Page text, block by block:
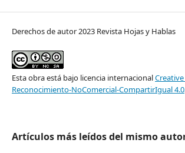
Derechos de autor 2023 Revista Hojas y Hablas
Esta obra está bajo licencia internacional
Reconocimiento-NoComercial-CompartirIgual 4.0
Artículos más leídos del mismo